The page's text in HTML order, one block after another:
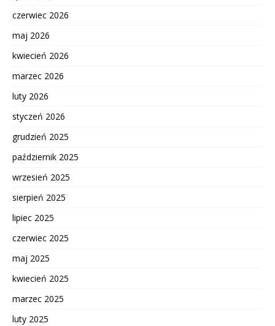
czerwiec 2026
maj 2026
kwiecień 2026
marzec 2026
luty 2026
styczeń 2026
grudzień 2025
październik 2025
wrzesień 2025
sierpień 2025
lipiec 2025
czerwiec 2025
maj 2025
kwiecień 2025
marzec 2025
luty 2025